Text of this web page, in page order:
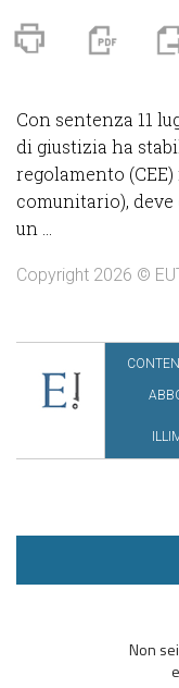
Con sentenza 11
di giustizia ha
regolamento (CEE)
comunitario),
un ...
Copyright 2026 ©
Non